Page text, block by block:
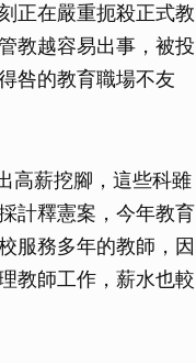
正在嚴重扼殺正式教
教越容易出事，被投
咎的教育職場不友
高薪挖腳，這些科雖
計釋憲案，今年教育
服務多年的教師，因
教師工作，薪水也較